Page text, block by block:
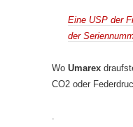
Eine USP der
der
Wo Umarex
CO2 oder